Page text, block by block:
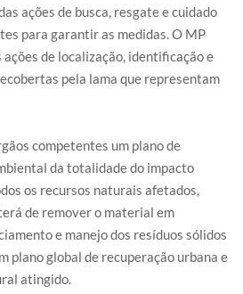
ações de busca, resgate e cuidado
para garantir as medidas. O MP
de localização, identificação e
pela lama que representam
competentes um plano de
da totalidade do impacto
os recursos naturais afetados,
de remover o material em
e manejo dos resíduos sólidos
plano global de recuperação urbana e
atingido.